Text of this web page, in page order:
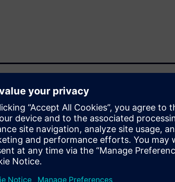
interface provided a 2-5X
quality design rule
flow for a 14nm FDSOI
RealTime Custom interface
analog/mixed-signal layout